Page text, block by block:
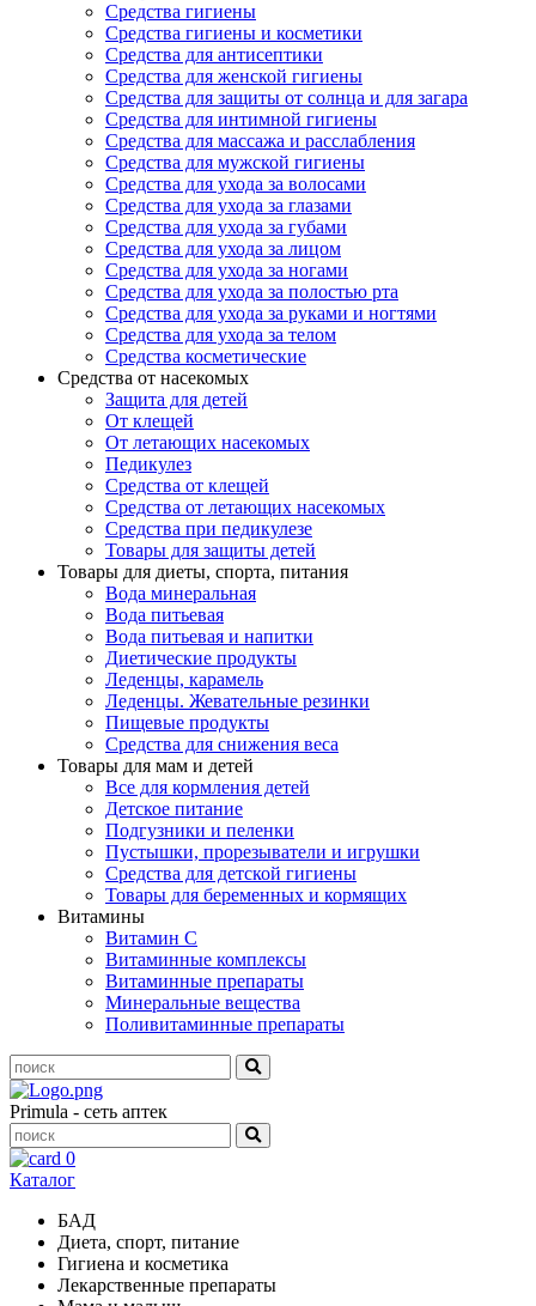
Средства гигиены
Средства гигиены и косметики
Средства для антисептики
Средства для женской гигиены
Средства для защиты от солнца и для загара
Средства для интимной гигиены
Средства для массажа и расслабления
Средства для мужской гигиены
Средства для ухода за волосами
Средства для ухода за глазами
Средства для ухода за губами
Средства для ухода за лицом
Средства для ухода за ногами
Средства для ухода за полостью рта
Средства для ухода за руками и ногтями
Средства для ухода за телом
Средства косметические
Средства от насекомых
Защита для детей
От клещей
От летающих насекомых
Педикулез
Средства от клещей
Средства от летающих насекомых
Средства при педикулезе
Товары для защиты детей
Товары для диеты, спорта, питания
Вода минеральная
Вода питьевая
Вода питьевая и напитки
Диетические продукты
Леденцы, карамель
Леденцы. Жевательные резинки
Пищевые продукты
Средства для снижения веса
Товары для мам и детей
Все для кормления детей
Детское питание
Подгузники и пеленки
Пустышки, прорезыватели и игрушки
Средства для детской гигиены
Товары для беременных и кормящих
Витамины
Витамин С
Витаминные комплексы
Витаминные препараты
Минеральные вещества
Поливитаминные препараты
Primula - сеть аптек
0
Каталог
БАД
Диета, спорт, питание
Гигиена и косметика
Лекарственные препараты